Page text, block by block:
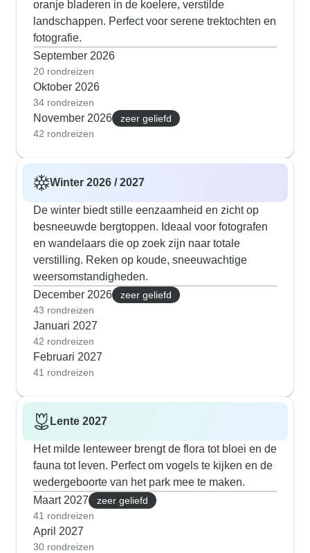
oranje bladeren in de koelere, verstilde
landschappen. Perfect voor serene trektochten en
fotografie.
September 2026
20 rondreizen
Oktober 2026
34 rondreizen
November 2026
zeer geliefd
42 rondreizen
Winter 2026 / 2027
De winter biedt stille eenzaamheid en zicht op
besneeuwde bergtoppen. Ideaal voor fotografen
en wandelaars die op zoek zijn naar totale
verstilling. Reken op koude, sneeuwachtige
weersomstandigheden.
December 2026
zeer geliefd
43 rondreizen
Januari 2027
42 rondreizen
Februari 2027
41 rondreizen
Lente 2027
Het milde lenteweer brengt de flora tot bloei en de
fauna tot leven. Perfect om vogels te kijken en de
wedergeboorte van het park mee te maken.
Maart 2027
zeer geliefd
41 rondreizen
April 2027
30 rondreizen